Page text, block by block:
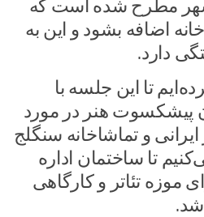
مطرح شده است که
اضافه بشود و این به
دارد.
تا این جلسه با
پیشکسوت هنر در مورد
و تماشاخانه سنگلج
تا ساختمان اداره
موزه تئاتر و کارگاهی